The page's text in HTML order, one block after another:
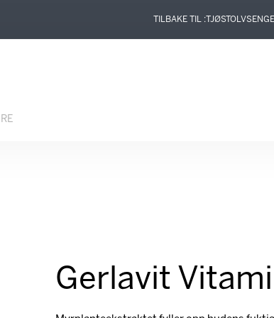
TILBAKE TIL : TJØSTOLVSEN
Gerlavit